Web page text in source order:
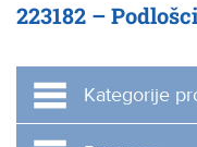
223182 –